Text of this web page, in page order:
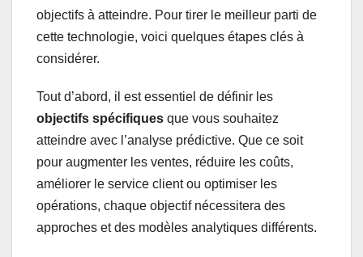
objectifs à atteindre. Pour tirer le meilleur parti de
cette technologie, voici quelques étapes clés à
considérer.
Tout d’abord, il est essentiel de définir les
objectifs spécifiques que vous souhaitez
atteindre avec l’analyse prédictive. Que ce soit
pour augmenter les ventes, réduire les coûts,
améliorer le service client ou optimiser les
opérations, chaque objectif nécessitera des
approches et des modèles analytiques différents.